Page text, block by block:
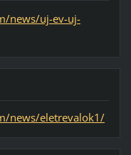
news/uj-ev-uj-
news/eletrevalok1/